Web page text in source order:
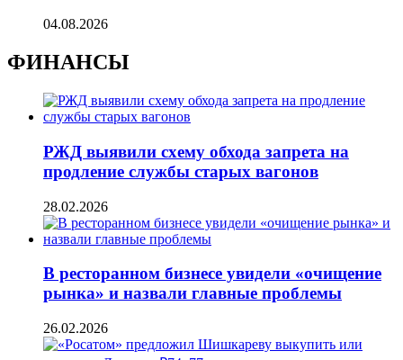
04.08.2026
ФИНАНСЫ
РЖД выявили схему обхода запрета на
продление службы старых вагонов
28.02.2026
В ресторанном бизнесе увидели «очищение
рынка» и назвали главные проблемы
26.02.2026